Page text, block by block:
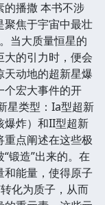
播撒 本书不涉
聚焦于宇宙中最壮
当大质量恒星的
的引力时，便会
动地的超新星爆
个宏大事件的开
星类型：Ia型超新
爆炸）和II型超新
点阐述在这些极
锻造”出来的。在
和能量，使得原子
化为质子，从而